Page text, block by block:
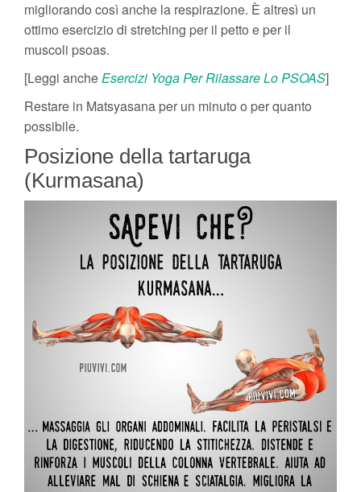
migliorando così anche la respirazione. È altresì un
ottimo esercizio di stretching per il petto e per il
muscoli psoas.
[Leggi anche Esercizi Yoga Per Rilassare Lo PSOAS]
Restare in Matsyasana per un minuto o per quanto
possibile.
Posizione della tartaruga
(Kurmasana)